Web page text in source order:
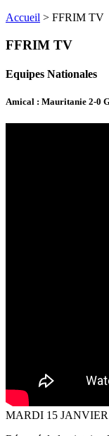
Accueil > FFRIM TV
FFRIM TV
Equipes Nationales
Amical : Mauritanie 2-0
MARDI 15 JANVIER